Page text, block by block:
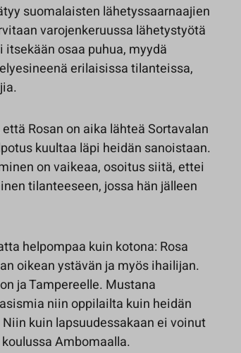
suomalaisten lähetyssaarnaajien
varojenkeruussa lähetystyötä
osaa puhua, myydä
erilaisissa tilanteissa,
Rosan on aika lähteä Sortavalan
kuultaa läpi heidän sanoistaan.
on vaikeaa, osoitus siitä, ettei
tilanteeseen, jossa hän jälleen
helpompaa kuin kotona: Rosa
oikean ystävän ja myös ihailijan.
ja Tampereelle. Mustana
niin oppilailta kuin heidän
kuin lapsuudessakaan ei voinut
Ambomaalla.